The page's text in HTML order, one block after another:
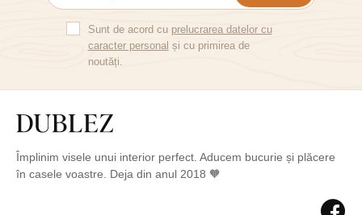
Sunt de acord cu prelucrarea datelor cu
caracter personal și cu primirea de
noutăți.
Împlinim visele unui interior perfect. Aducem bucurie și plăcere
în casele voastre. Deja din anul 2018 🧡